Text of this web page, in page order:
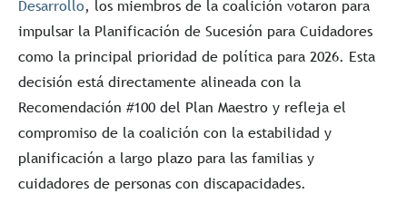
Desarrollo, los miembros de la coalición votaron para
impulsar la Planificación de Sucesión para Cuidadores
como la principal prioridad de política para 2026. Esta
decisión está directamente alineada con la
Recomendación #100 del Plan Maestro y refleja el
compromiso de la coalición con la estabilidad y
planificación a largo plazo para las familias y
cuidadores de personas con discapacidades.